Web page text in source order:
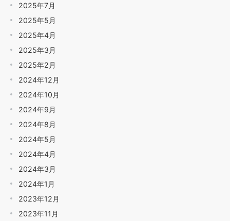
2025年7月
2025年5月
2025年4月
2025年3月
2025年2月
2024年12月
2024年10月
2024年9月
2024年8月
2024年5月
2024年4月
2024年3月
2024年1月
2023年12月
2023年11月